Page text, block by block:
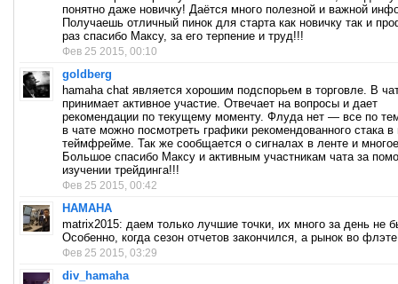
понятно даже новичку! Даётся много полезной и важной
Получаешь отличный пинок для старта как новичку так и
раз спасибо Максу, за его терпение и труд!!!
Фев 25 2015, 00:10
goldberg
hamaha chat является хорошим подспорьем в торговле. В
принимает активное участие. Отвечает на вопросы и дает
рекомендации по текущему моменту. Флуда нет — все по
в чате можно посмотреть графики рекомендованного стака
теймфрейме. Так же сообщается о сигналах в ленте и
Большое спасибо Максу и активным участникам чата за
изучении трейдинга!!!
Фев 25 2015, 00:42
HAMAHA
matrix2015: даем только лучшие точки, их много за день не
Особенно, когда сезон отчетов закончился, а рынок во
Фев 25 2015, 03:29
div_hamaha